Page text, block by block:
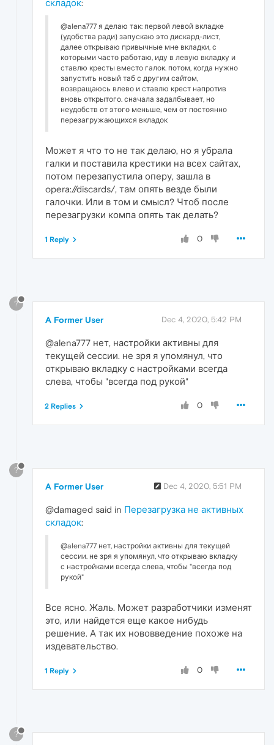
складок:
@alena777 я делаю так: первой левой вкладке
(удобства ради) запускаю это дискард-лист,
далее открываю привычные мне вкладки, с
которыми часто работаю, иду в левую вкладку и
ставлю кресты вместо галок. потом, когда нужно
запустить новый таб с другим сайтом,
возвращаюсь влево и ставлю крест напротив
вновь открытого. сначала задалбывает, но
неудобств от этого меньше, чем от постоянно
перезагружающихся вкладок
Может я что то не так делаю, но я убрала
галки и поставила крестики на всех сайтах,
потом перезапустила оперу, зашла в
opera://discards/, там опять везде были
галочки. Или в том и смысл? Чтоб после
перезагрузки компа опять так делать?
0
1 Reply
?
A Former User Dec 4, 2020, 5:42 PM
@alena777 нет, настройки активны для
текущей сессии. не зря я упомянул, что
открываю вкладку с настройками всегда
слева, чтобы "всегда под рукой"
0
2 Replies
?
A Former User Dec 4, 2020, 5:51 PM
@damaged said in Перезагрузка не активных
складок:
@alena777 нет, настройки активны для текущей
сессии. не зря я упомянул, что открываю вкладку
с настройками всегда слева, чтобы "всегда под
рукой"
Все ясно. Жаль. Может разработчики изменят
это, или найдется еще какое нибудь
решение. А так их нововведение похоже на
издевательство.
0
1 Reply
?